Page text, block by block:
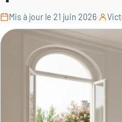
Mis à jour le 21 juin 2026·